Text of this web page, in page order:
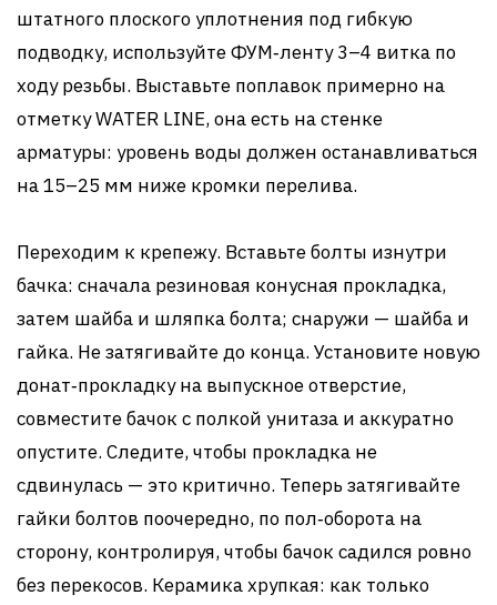
штатного плоского уплотнения под гибкую
подводку, используйте ФУМ‑ленту 3–4 витка по
ходу резьбы. Выставьте поплавок примерно на
отметку WATER LINE, она есть на стенке
арматуры: уровень воды должен останавливаться
на 15–25 мм ниже кромки перелива.
Переходим к крепежу. Вставьте болты изнутри
бачка: сначала резиновая конусная прокладка,
затем шайба и шляпка болта; снаружи — шайба и
гайка. Не затягивайте до конца. Установите новую
донат‑прокладку на выпускное отверстие,
совместите бачок с полкой унитаза и аккуратно
опустите. Следите, чтобы прокладка не
сдвинулась — это критично. Теперь затягивайте
гайки болтов поочередно, по пол‑оборота на
сторону, контролируя, чтобы бачок садился ровно
без перекосов. Керамика хрупкая: как только